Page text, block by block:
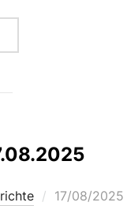
8, MONTAG,
Veröffentlicht
17/08/2025